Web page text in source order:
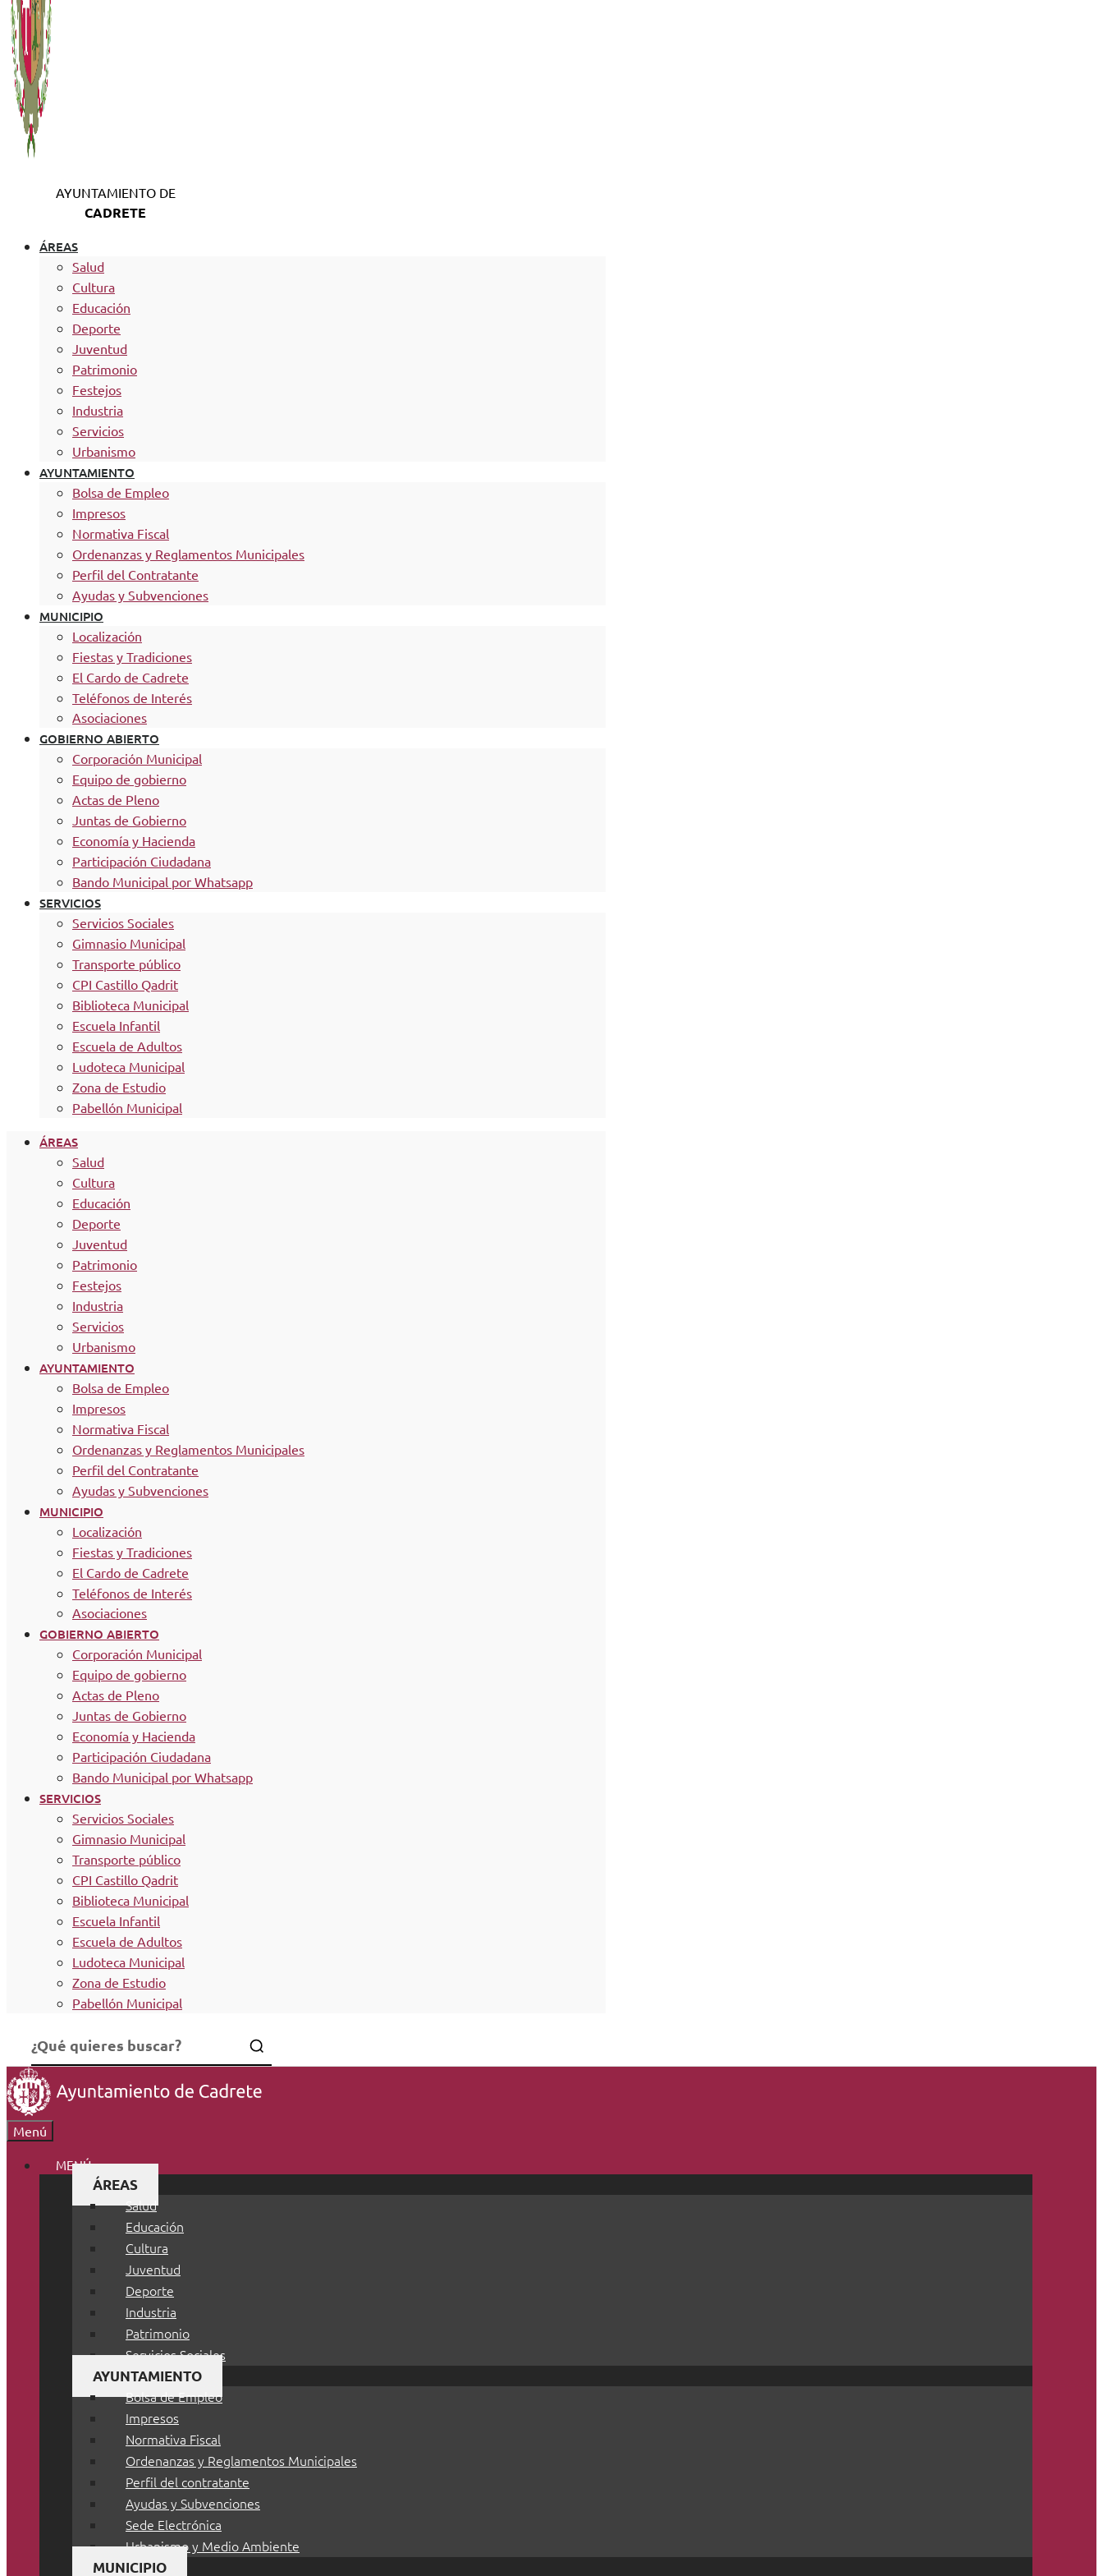
AYUNTAMIENTO DE
CADRETE
ÁREAS
Salud
Cultura
Educación
Deporte
Juventud
Patrimonio
Festejos
Industria
Servicios
Urbanismo
AYUNTAMIENTO
Bolsa de Empleo
Impresos
Normativa Fiscal
Ordenanzas y Reglamentos Municipales
Perfil del Contratante
Ayudas y Subvenciones
MUNICIPIO
Localización
Fiestas y Tradiciones
El Cardo de Cadrete
Teléfonos de Interés
Asociaciones
GOBIERNO ABIERTO
Corporación Municipal
Equipo de gobierno
Actas de Pleno
Juntas de Gobierno
Economía y Hacienda
Participación Ciudadana
Bando Municipal por Whatsapp
SERVICIOS
Servicios Sociales
Gimnasio Municipal
Transporte público
CPI Castillo Qadrit
Biblioteca Municipal
Escuela Infantil
Escuela de Adultos
Ludoteca Municipal
Zona de Estudio
Pabellón Municipal
ÁREAS
Salud
Cultura
Educación
Deporte
Juventud
Patrimonio
Festejos
Industria
Servicios
Urbanismo
AYUNTAMIENTO
Bolsa de Empleo
Impresos
Normativa Fiscal
Ordenanzas y Reglamentos Municipales
Perfil del Contratante
Ayudas y Subvenciones
MUNICIPIO
Localización
Fiestas y Tradiciones
El Cardo de Cadrete
Teléfonos de Interés
Asociaciones
GOBIERNO ABIERTO
Corporación Municipal
Equipo de gobierno
Actas de Pleno
Juntas de Gobierno
Economía y Hacienda
Participación Ciudadana
Bando Municipal por Whatsapp
SERVICIOS
Servicios Sociales
Gimnasio Municipal
Transporte público
CPI Castillo Qadrit
Biblioteca Municipal
Escuela Infantil
Escuela de Adultos
Ludoteca Municipal
Zona de Estudio
Pabellón Municipal
Menú
MENÚ
ÁREAS
Salud
Educación
Cultura
Juventud
Deporte
Industria
Patrimonio
Servicios Sociales
AYUNTAMIENTO
Bolsa de Empleo
Impresos
Normativa Fiscal
Ordenanzas y Reglamentos Municipales
Perfil del contratante
Ayudas y Subvenciones
Sede Electrónica
Urbanismo y Medio Ambiente
MUNICIPIO